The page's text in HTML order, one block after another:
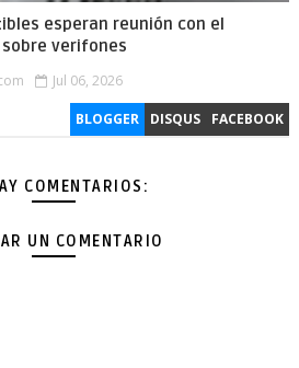
esperan reunión con el
verifones
Jul 06, 2026
BLOGGER DISQUS FACEBOOK
COMENTARIOS:
UN COMENTARIO